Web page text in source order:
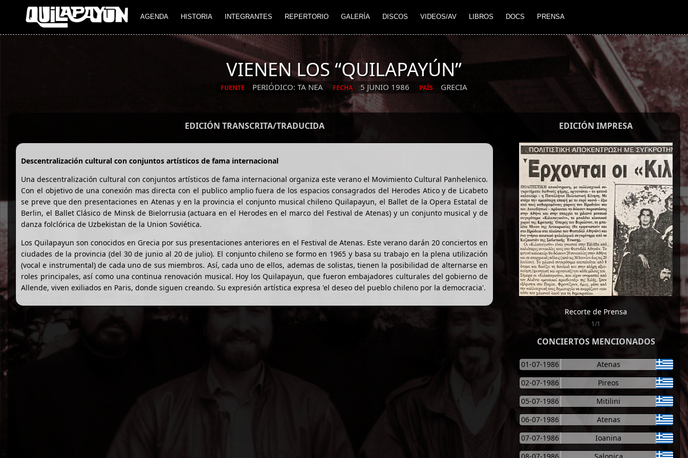
AGENDA HISTORIA INTEGRANTES REPERTORIO GALERÍA DISCOS VIDEOS/AV LIBROS DOCS PRENSA
VIENEN LOS “QUILAPAYÚN”
FUENTE PERIÓDICO: TA NEA FECHA 5 JUNIO 1986 PAÍS GRECIA
EDICIÓN TRANSCRITA/TRADUCIDA
Descentralización cultural con conjuntos artísticos de fama internacional
Una descentralización cultural con conjuntos artísticos de fama internacional organiza este verano el Movimiento Cultural Panhelenico.
Con el objetivo de una conexión mas directa con el publico amplio fuera de los espacios consagrados del Herodes Atico y de Licabeto
se preve que den presentaciones en Atenas y en la provincia el conjunto musical chileno Quilapayun, el Ballet de la Opera Estatal de
Berlin, el Ballet Clásico de Minsk de Bielorrusia (actuara en el Herodes en el marco del Festival de Atenas) y un conjunto musical y de
danza folclórica de Uzbekistan de la Union Soviética.
Los Quilapayun son conocidos en Grecia por sus presentaciones anteriores en el Festival de Atenas. Este verano darán 20 conciertos en
ciudades de la provincia (del 30 de junio al 20 de julio). El conjunto chileno se formo en 1965 y basa su trabajo en la plena utilización
(vocal e instrumental) de cada uno de sus miembros. Así, cada uno de ellos, ademas de solistas, tienen la posibilidad de alternarse en
roles principales, así como una continua renovación musical. Hoy los Quilapayun, que fueron embajadores culturales del gobierno de
Allende, viven exiliados en Paris, donde siguen creando. Su expresión artística expresa 'el deseo del pueblo chileno por la democracia'.
EDICIÓN IMPRESA
Recorte de Prensa
1/1
CONCIERTOS MENCIONADOS
01-07-1986
Atenas
02-07-1986
Pireos
05-07-1986
Mitilini
06-07-1986
Atenas
07-07-1986
Ioanina